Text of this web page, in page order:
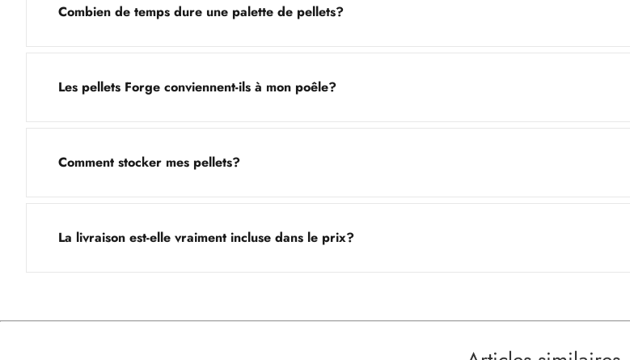
Combien de temps dure une palette de pellets?
Les pellets Forge conviennent-ils à mon poêle?
Comment stocker mes pellets?
La livraison est-elle vraiment incluse dans le prix?